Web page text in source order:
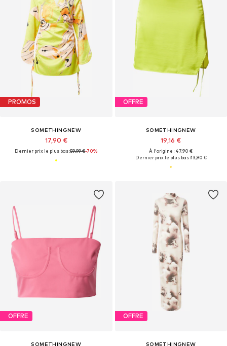
PROMOS
SOMETHINGNEW
17,90 €
Dernier prix le plus bas :59,99 €-70%
OFFRE
SOMETHINGNEW
19,16 €
À l'origine : 47,90 €
Dernier prix le plus bas :13,90 €
OFFRE
SOMETHINGNEW
OFFRE
SOMETHINGNEW